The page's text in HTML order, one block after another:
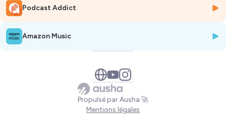
Podcast Addict
Amazon Music
Propulsé par Ausha 🚀
Mentions légales